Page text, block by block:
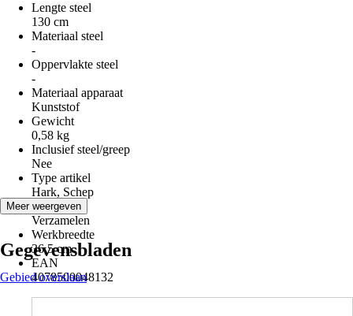
Lengte steel
130 cm
Materiaal steel
-
Oppervlakte steel
-
Materiaal apparaat
Kunststof
Gewicht
0,58 kg
Inclusief steel/greep
Nee
Type artikel
Hark, Schep
Toepassing
Verzamelen
Werkbreedte
36,5 cm
EAN
4078500048132
Meer weergeven
Gegevensbladen
Gebied overslaan